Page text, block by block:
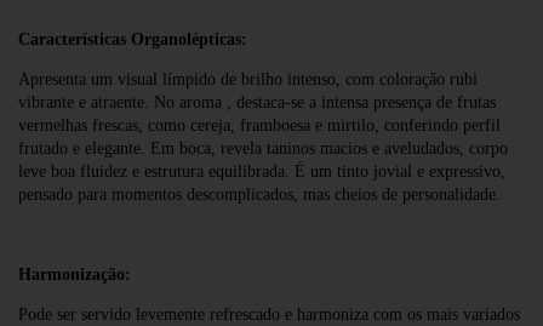
Características Organolépticas:
Apresenta um visual límpido de brilho intenso, com coloração rubi
vibrante e atraente. No aroma , destaca-se a intensa presença de frutas
vermelhas frescas, como cereja, framboesa e mirtilo, conferindo perfil
frutado e elegante. Em boca, revela taninos macios e aveludados, corpo
leve boa fluidez e estrutura equilibrada. É um tinto jovial e expressivo,
pensado para momentos descomplicados, mas cheios de personalidade.
Harmonização:
Pode ser servido levemente refrescado e harmoniza com os mais variados